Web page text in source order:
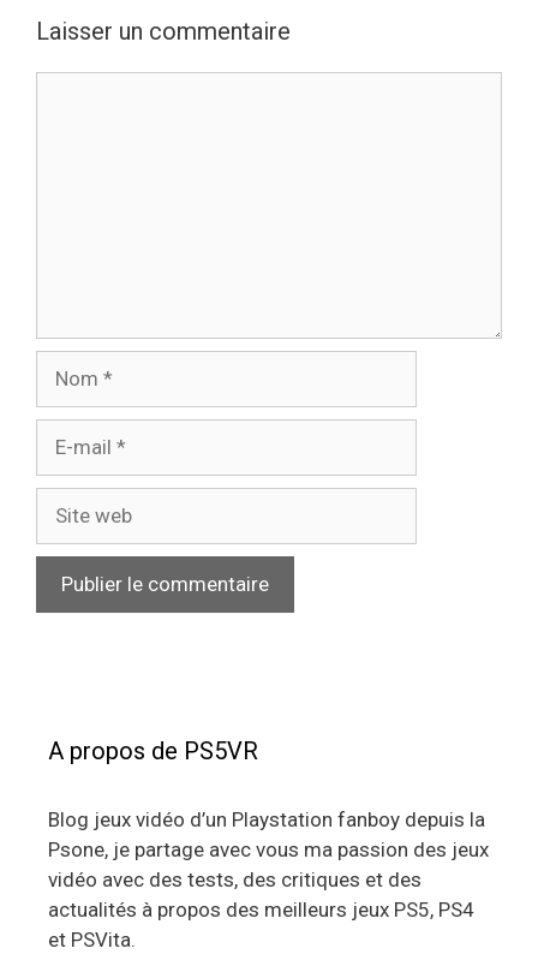
Laisser un commentaire
A propos de PS5VR
Blog jeux vidéo d’un Playstation fanboy depuis la
Psone, je partage avec vous ma passion des jeux
vidéo avec des tests, des critiques et des
actualités à propos des meilleurs jeux PS5, PS4
et PSVita.